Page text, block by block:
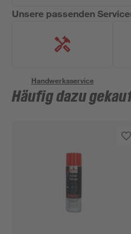
Unsere passenden
Handwerksservice
Häufig dazu